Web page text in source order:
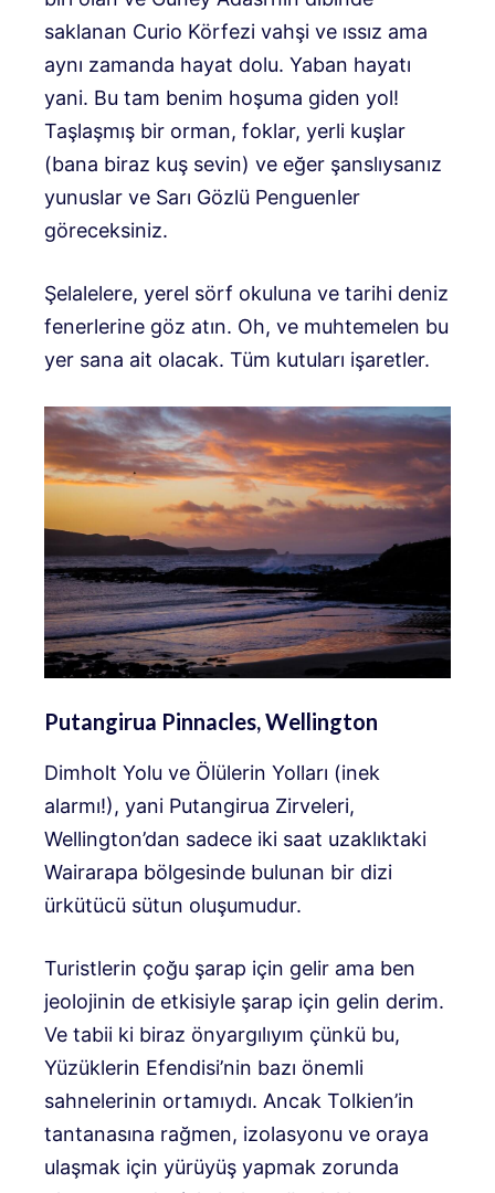
saklanan Curio Körfezi vahşi ve ıssız ama
aynı zamanda hayat dolu. Yaban hayatı
yani. Bu tam benim hoşuma giden yol!
Taşlaşmış bir orman, foklar, yerli kuşlar
(bana biraz kuş sevin) ve eğer şanslıysanız
yunuslar ve Sarı Gözlü Penguenler
göreceksiniz.
Şelalelere, yerel sörf okuluna ve tarihi deniz
fenerlerine göz atın. Oh, ve muhtemelen bu
yer sana ait olacak. Tüm kutuları işaretler.
Putangirua Pinnacles, Wellington
Dimholt Yolu ve Ölülerin Yolları (inek
alarmı!), yani Putangirua Zirveleri,
Wellington’dan sadece iki saat uzaklıktaki
Wairarapa bölgesinde bulunan bir dizi
ürkütücü sütun oluşumudur.
Turistlerin çoğu şarap için gelir ama ben
jeolojinin de etkisiyle şarap için gelin derim.
Ve tabii ki biraz önyargılıyım çünkü bu,
Yüzüklerin Efendisi’nin bazı önemli
sahnelerinin ortamıydı. Ancak Tolkien’in
tantanasına rağmen, izolasyonu ve oraya
ulaşmak için yürüyüş yapmak zorunda